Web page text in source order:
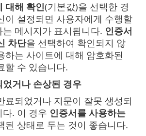
대해 확인(기본값)을 선택한 경
이 설정되면 사용자에게 수행할
메시지가 표시됩니다. 인증서
차단을 선택하여 확인되지 않
하는 사이트에 대해 암호화된
할 수 있습니다.
거나 손상된 경우
료되었거나 지문이 잘못 생성되
. 이 경우 인증서를 사용하는
된 상태로 두는 것이 좋습니다.